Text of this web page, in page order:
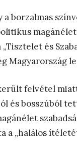
a borzalmas
és
Magyarország
felvétel
és bosszúból
a „halálos